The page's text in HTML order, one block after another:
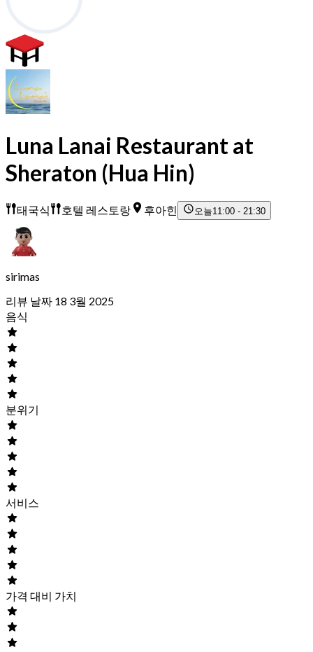
Luna Lanai Restaurant at
Sheraton (Hua Hin)
태국식 호텔 레스토랑 후아힌 오늘11:00 - 21:30
sirimas
리뷰 날짜 18 3월 2025
음식
분위기
서비스
가격 대비 가치